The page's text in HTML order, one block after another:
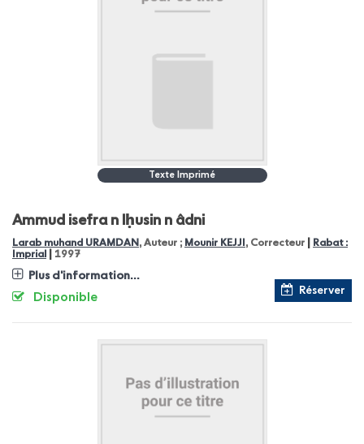
Texte Imprimé
Ammud isefra n lḥusin n âdni
Larab muhand URAMDAN , Auteur ; Mounir KEJJI , Correcteur
Rabat :
Imprial
1997
Plus d'information...
Réserver
Disponible